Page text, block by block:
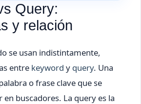
Query:
y relación
se usan indistintamente,
entre keyword y query. Una
o frase clave que se
buscadores. La query es la